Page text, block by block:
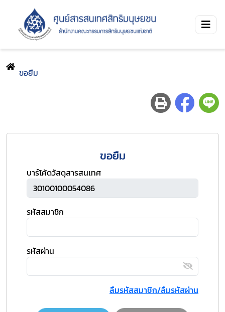
ขอยืม
ขอยืม
บาร์โค้ดวัสดุสารสนเทศ
รหัสสมาชิก
รหัสผ่าน
ลืมรหัสสมาชิก/ลืมรหัสผ่าน